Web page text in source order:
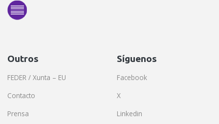
Outros
FEDER / Xunta – EU
Contacto
Prensa
Síguenos
Facebook
X
Linkedin